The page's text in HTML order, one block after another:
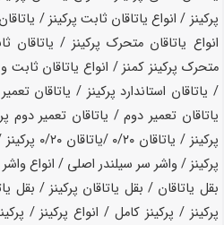
پرکینز / انواع یاتاقان ثابت پرکینز /
انواع یاتاقان متحرک پرکینز /
متحرک پرکینز کمنز / انواع یاتاقان ثابت
/ یاتاقان استاندارد پرکینز / یاتاقان
پرکینز /
پرکینز / واشر سر سیلندر اصلی / انواع
بقل یاتاقان / بقل یاتاقان پرکینز / بقل
پرکینز / پرکینز کامل / انواع پرکینز /